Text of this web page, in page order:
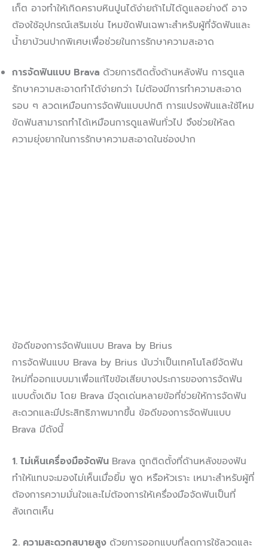
เก็ต อาจทำให้เกิดคราบหินปูนได้ง่ายถ้าไม่ได้ดูแลอย่างดี อาจ
ต้องใช้อุปกรณ์เสริมเช่น ไหมขัดฟันเฉพาะสำหรับผู้ที่จัดฟันและ
น้ำยาบ้วนปากพิเศษเพื่อช่วยในการรักษาความสะอาด
การจัดฟันแบบ Brava ด้วยการติดตั้งด้านหลังฟัน การดูแล
รักษาความสะอาดทำได้ง่ายกว่า ไม่ต้องมีการทำความสะอาด
รอบ ๆ ลวดเหมือนการจัดฟันแบบปกติ การแปรงฟันและใช้ไหม
ขัดฟันสามารถทำได้เหมือนการดูแลฟันทั่วไป จึงช่วยให้ลด
ความยุ่งยากในการรักษาความสะอาดในช่องปาก
ข้อดีของการจัดฟันแบบ Brava by Brius
การจัดฟันแบบ Brava by Brius นับว่าเป็นเทคโนโลยีจัดฟัน
ใหม่ที่ออกแบบมาเพื่อแก้ไขข้อเสียบางประการของการจัดฟัน
แบบดั้งเดิม โดย Brava มีจุดเด่นหลายข้อที่ช่วยให้การจัดฟัน
สะดวกและมีประสิทธิภาพมากขึ้น ข้อดีของการจัดฟันแบบ
Brava มีดังนี้
1. ไม่เห็นเครื่องมือจัดฟัน Brava ถูกติดตั้งที่ด้านหลังของฟัน
ทำให้แทบจะมองไม่เห็นเมื่อยิ้ม พูด หรือหัวเราะ เหมาะสำหรับผู้ที่
ต้องการความมั่นใจและไม่ต้องการให้เครื่องมือจัดฟันเป็นที่
สังเกตเห็น
2. ความสะดวกสบายสูง ด้วยการออกแบบที่ลดการใช้ลวดและ